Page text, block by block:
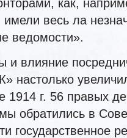
как,
весь ла
ведомости».
и влияние
настолько
1914 г. 56 правых
обратились в
государственное